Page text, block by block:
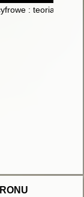
Archiwum X
: teoria i
prawnym